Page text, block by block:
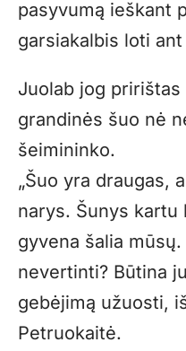
pasyvumą ieškant
garsiakalbis loti
Juolab jog
grandinės šuo nė
šeimininko.
„Šuo yra draugas,
narys. Šunys kartu
gyvena šalia
nevertinti? Būtina
gebėjimą užuosti,
Petruokaitė.